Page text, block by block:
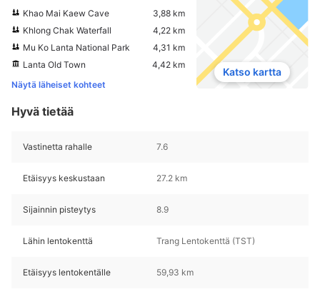
Khao Mai Kaew Cave
3,88 km
Khlong Chak Waterfall
4,22 km
Mu Ko Lanta National Park
4,31 km
Lanta Old Town
4,42 km
Näytä läheiset kohteet
Katso kartta
Hyvä tietää
Vastinetta rahalle 7.6
Etäisyys keskustaan 27.2 km
Sijainnin pisteytys 8.9
Lähin lentokenttä Trang Lentokenttä (TST)
Etäisyys lentokentälle 59,93 km